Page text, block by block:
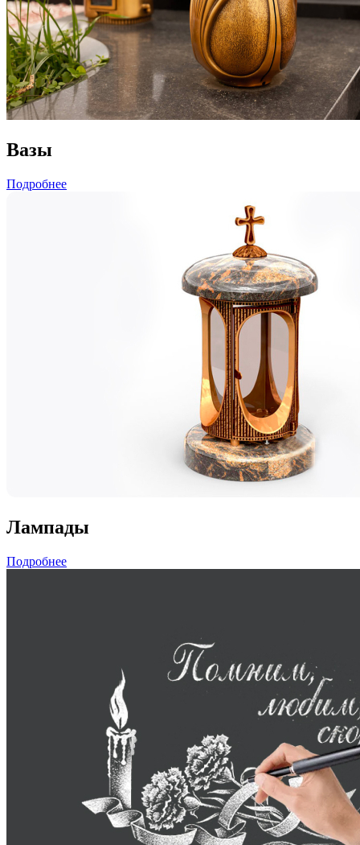
Вазы
Подробнее
Лампады
Подробнее